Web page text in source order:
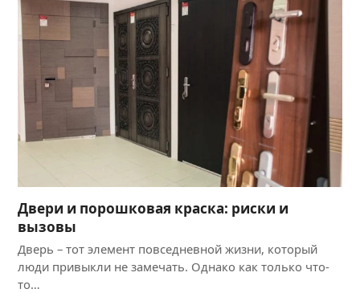
Двери и порошковая краска: риски и
вызовы
Дверь – тот элемент повседневной жизни, который
люди привыкли не замечать. Однако как только что-
то…